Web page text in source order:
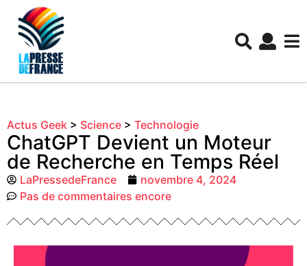
Actus Geek > Science > Technologie
ChatGPT Devient un Moteur
de Recherche en Temps Réel
LaPressedeFrance
novembre 4, 2024
Pas de commentaires encore